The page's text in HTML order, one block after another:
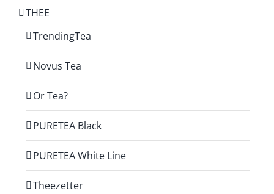
THEE
TrendingTea
Novus Tea
Or Tea?
PURETEA Black
PURETEA White Line
Theezetter